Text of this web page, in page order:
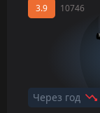
3.9 10746
Через год